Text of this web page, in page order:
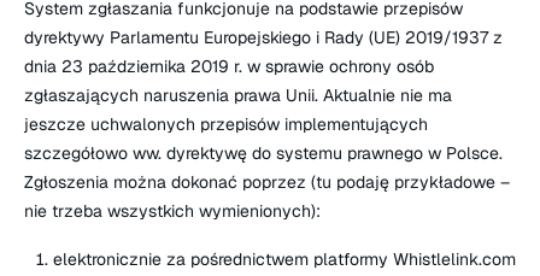
System zgłaszania funkcjonuje na podstawie przepisów
dyrektywy Parlamentu Europejskiego i Rady (UE) 2019/1937 z
dnia 23 października 2019 r. w sprawie ochrony osób
zgłaszających naruszenia prawa Unii. Aktualnie nie ma
jeszcze uchwalonych przepisów implementujących
szczegółowo ww. dyrektywę do systemu prawnego w Polsce.
Zgłoszenia można dokonać poprzez (tu podaję przykładowe –
nie trzeba wszystkich wymienionych):
elektronicznie za pośrednictwem platformy Whistlelink.com